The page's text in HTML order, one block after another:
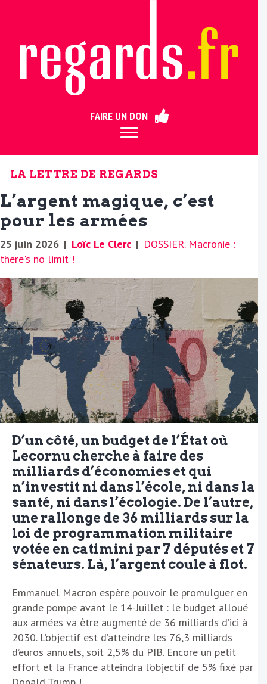
FAIRE UN DON
LA LETTRE DE REGARDS
L’argent magique, c’est
pour les armées
25 juin 2026 | Loïc Le Clerc | DOSSIER. Macronie :
there's no limit !
D’un côté, un budget de l’État où
Lecornu cherche à faire des
milliards d’économies et qui
n’investit ni dans l’école, ni dans la
santé, ni dans l’écologie. De l’autre,
une rallonge de 36 milliards sur la
loi de programmation militaire
votée en catimini par 7 députés et 7
sénateurs. Là, l’argent coule à flot.
Emmanuel Macron espère pouvoir le promulguer en
grande pompe avant le 14-Juillet : le budget alloué
aux armées va être augmenté de 36 milliards d’ici à
2030. L’objectif est d’atteindre les 76,3 milliards
d’euros annuels, soit 2,5% du PIB. Encore un petit
effort et la France atteindra l’objectif de 5% fixé par